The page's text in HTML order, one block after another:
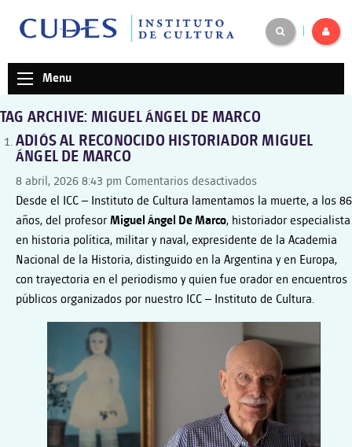
Menu
TAG ARCHIVE: MIGUEL ÁNGEL DE MARCO
ADIÓS AL RECONOCIDO HISTORIADOR MIGUEL
ÁNGEL DE MARCO
8 abril, 2026 8:43 pm Comentarios desactivadosen
ADIÓS
AL
RECONOCIDO
HISTORIADOR
MIGUEL
ÁNGEL
MARCO
Desde el ICC – Instituto de Cultura lamentamos la muerte, a los 86
años, del profesor Miguel Ángel De Marco, historiador especialista
en historia política, militar y naval, expresidente de la Academia
Nacional de la Historia, distinguido en la Argentina y en Europa,
con trayectoria en el periodismo y quien fue orador en encuentros
públicos organizados por nuestro ICC – Instituto de Cultura.